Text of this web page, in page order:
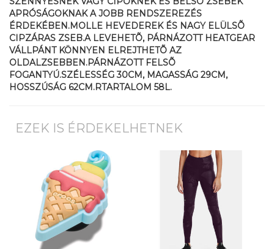
APRÓSÁGOKNAK A JOBB RENDSZEREZÉS
ÉRDEKÉBEN.MOLLE HEVEDEREK ÉS NAGY ELÜLSÕ
CIPZÁRAS ZSEB.A LEVEHETÕ, PÁRNÁZOTT HEATGEAR
VÁLLPÁNT KÖNNYEN ELREJTHETÕ AZ
OLDALZSEBBEN.PÁRNÁZOTT FELSÕ
FOGANTYÚ.SZÉLESSÉG 30CM, MAGASSÁG 29CM,
HOSSZÚSÁG 62CM.RTARTALOM 58L.
EZEK IS ÉRDEKELHETNEK